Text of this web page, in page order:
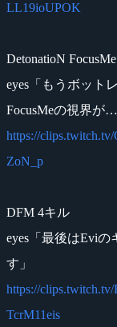
LL19ioUPOK
DetonatioN
eyes「もうボット
FocusMeの視界が
https://
ZoN_p
DFM 4キル
eyes「最後はEvi
す」
https://
TcrM11eis